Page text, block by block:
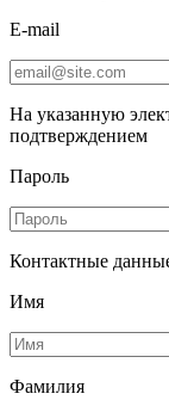
E-mail
На указанную
подтверждением
Пароль
Контактные
Имя
Фамилия